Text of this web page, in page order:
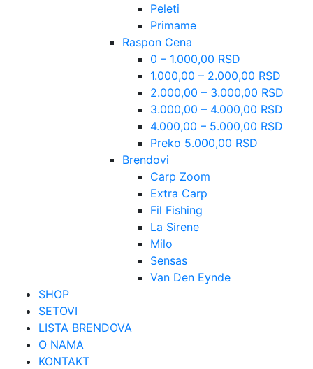
Peleti
Primame
Raspon Cena
0 – 1.000,00 RSD
1.000,00 – 2.000,00 RSD
2.000,00 – 3.000,00 RSD
3.000,00 – 4.000,00 RSD
4.000,00 – 5.000,00 RSD
Preko 5.000,00 RSD
Brendovi
Carp Zoom
Extra Carp
Fil Fishing
La Sirene
Milo
Sensas
Van Den Eynde
SHOP
SETOVI
LISTA BRENDOVA
O NAMA
KONTAKT